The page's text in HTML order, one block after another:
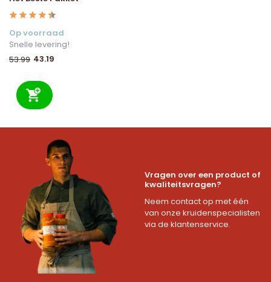
Op voorraad
Snelle levering!
53.99 43.19
Vragen over een product of
kwaliteitsvragen?
Neem contact op met één
van onze kruidenspecialisten
via de klantenservice.